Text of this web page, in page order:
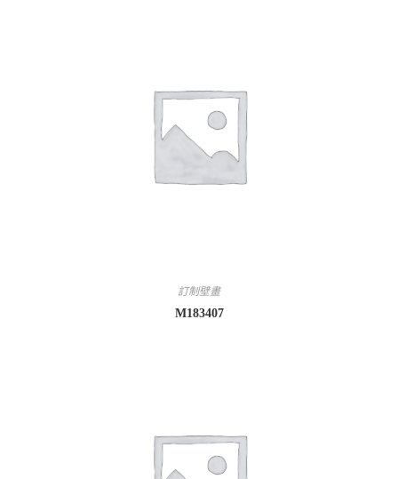
訂制壁畫
M183407